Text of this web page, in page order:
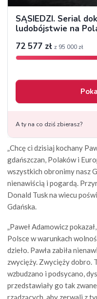
„Chcę ci dzisiaj kochany
gdańszczan, Polaków i
wszystkich obronimy nasz
nienawiścią i pogardą.
Donald Tusk na wiecu
Gdańska.
„Paweł Adamowicz
Polsce w warunkach
dzieło. Pawła zabiła
zwycięży. Zwycięży dobro.
wzbudzano i podsycano,
przedstawiały go tak
rządzących, aby zerwali z